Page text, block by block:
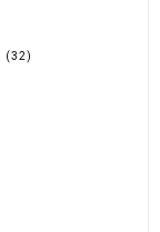
(32)